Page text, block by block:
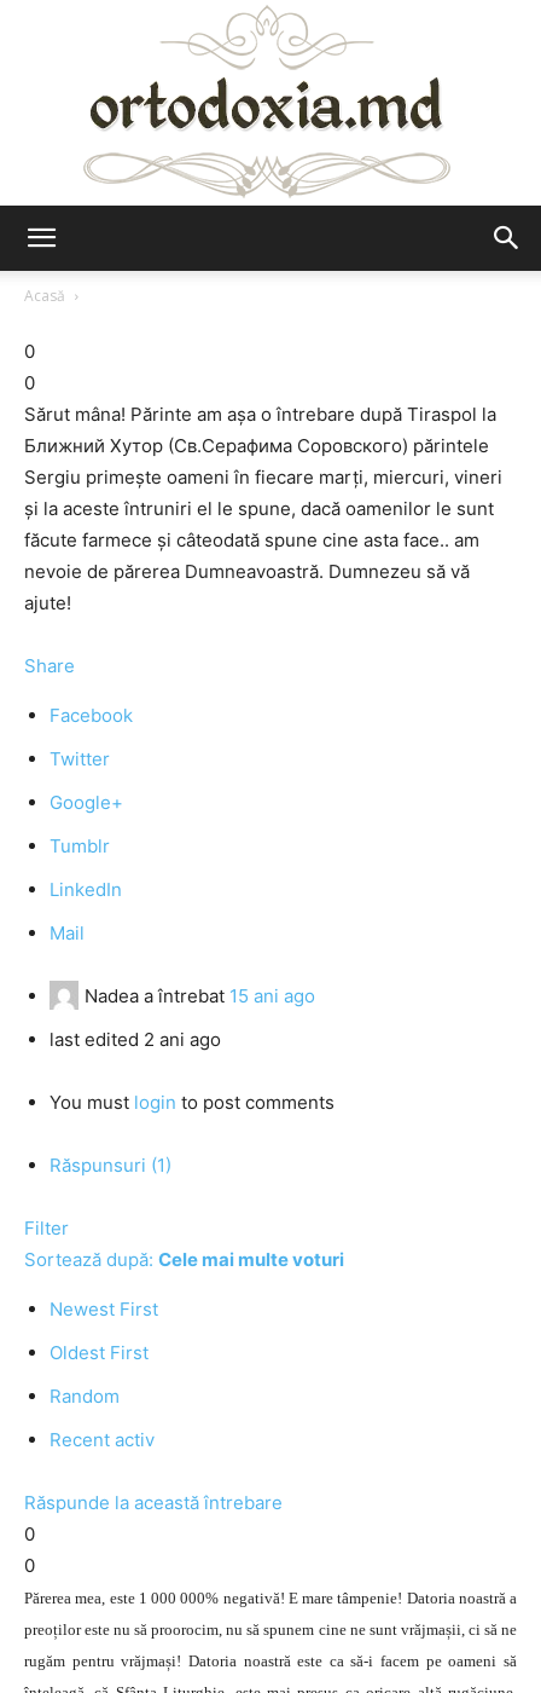
Acasă
0
0
Sărut mâna! Părinte am aşa o întrebare după Tiraspol la
Ближний Хутор (Св.Серафима Соровского) părintele
Sergiu primeşte oameni în fiecare marţi, miercuri, vineri
şi la aceste întruniri el le spune, dacă oamenilor le sunt
făcute farmece şi câteodată spune cine asta face.. am
nevoie de părerea Dumneavoastră. Dumnezeu să vă
ajute!
Share
Facebook
Twitter
Google+
Tumblr
LinkedIn
Mail
Nadea a întrebat 15 ani ago
last edited 2 ani ago
You must login to post comments
Răspunsuri (1)
Filter
Sortează după: Cele mai multe voturi
Newest First
Oldest First
Random
Recent activ
Răspunde la această întrebare
0
0
Părerea mea, este 1 000 000% negativă! E mare tâmpenie! Datoria noastră a
preoților este nu să proorocim, nu să spunem cine ne sunt vrăjmașii, ci să ne
rugăm pentru vrăjmași! Datoria noastră este ca să-i facem pe oameni să